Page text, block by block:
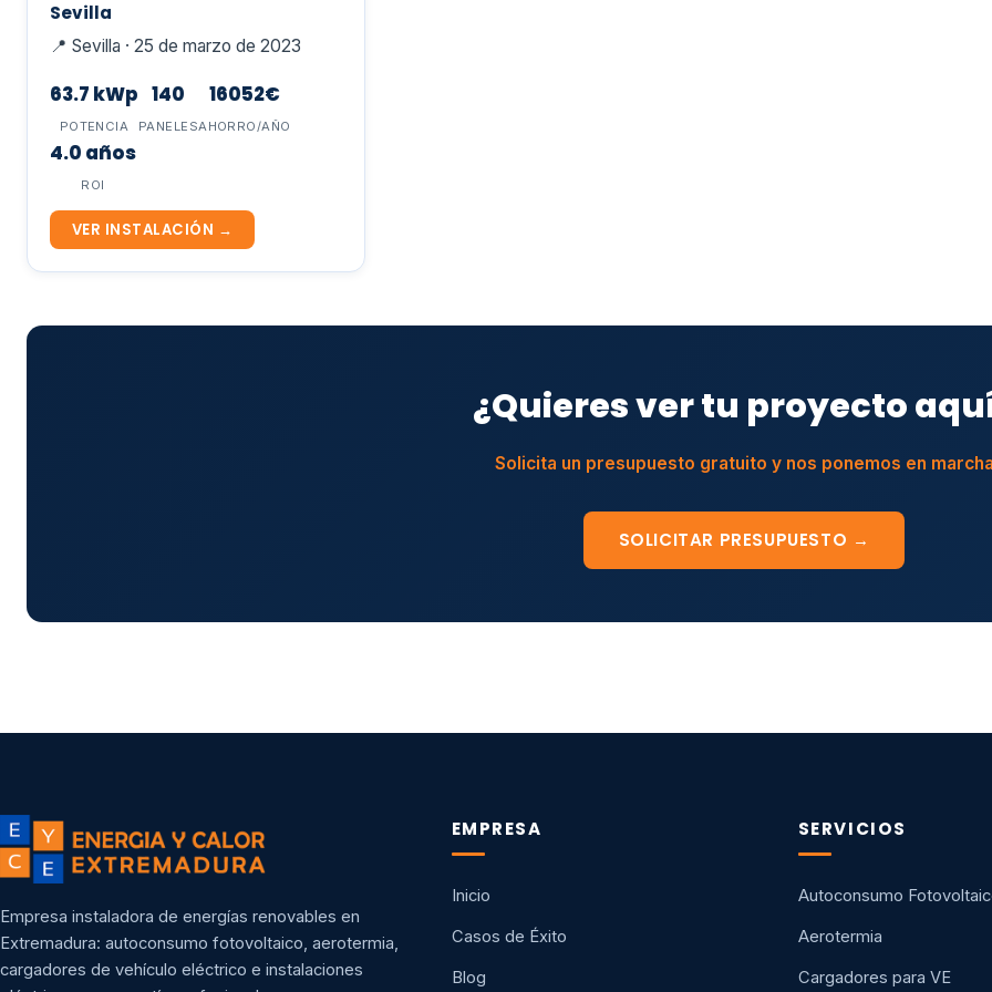
Sevilla
📍 Sevilla · 25 de marzo de 2023
63.7 kWp
POTENCIA
140
PANELES
16052€
AHORRO/AÑO
4.0 años
ROI
VER INSTALACIÓN →
¿Quieres ver tu proyecto
Solicita un presupuesto gratuito y nos ponemos en
SOLICITAR PRESUPUESTO →
Empresa instaladora de energías renovables en
Extremadura: autoconsumo fotovoltaico, aerotermia,
cargadores de vehículo eléctrico e instalaciones
EMPRESA
Inicio
Casos de Éxito
Blog
SERVICIOS
Autoconsumo
Aerotermia
Cargadores para VE